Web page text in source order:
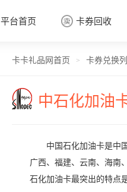
平台首页  卡券回收
 卡券回收
卡卡礼品网首页 > 卡券兑换
中石化加油
中国石化加油卡是中
广西、福建、云南、海南
石化加油卡最突出的特点